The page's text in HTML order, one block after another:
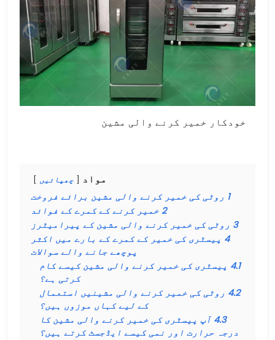
خودکار خمیر کرنے والی مشین
مواد چھپائیں
1 روٹی کی خمیر کرنے والی مشین برائے فروخت
2 خمیر کرنے کے کمرے کے فوائد
3 روٹی کی خمیر کرنے والی مشین کے پیرامیٹرز
4 پیسٹری کی خمیر کے کمرے کے بارے میں اکثر
پوچھے جانے والے سوالات
4.1 پیسٹری کی خمیر کرنے والی مشین کیسے کام
کرتی ہے؟
4.2 روٹی کی خمیر کرنے والی مشینیں استعمال
کے لیے کہاں موزوں ہیں؟
4.3 آپ پیسٹری کی خمیر کرنے والی مشین کا
درجہ حرارت اور نمی کیسے ایڈجسٹ کرتے ہیں؟